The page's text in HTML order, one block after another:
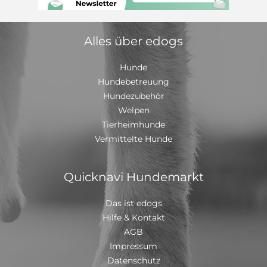
haben. Beide wurden mehrfach mit "vorzüglich"
bewertet. Mit dem Welpen bekommen Sie die roten SV
Papiere mit Ahnentafel und ein Starterpaket. Zur
Abgabe sind alle Welpen entwurmt, ärztlich untersucht,
gechipt und geimpft. Die Impfungen sind im EU
Heimtierausweis dokumentiert. Titelbild ist Nikita, Bild
2 ist Pepe Das Muttertier kann gerne vorab besichtigt
Alles über edogs
Hunde
Hundebetreuung
Hundezubehör
Welpen
Tierheimhunde
Vermittelte Hunde
Quicknavi Hundemarkt
Das ist edogs
Hilfe & Kontakt
AGB
Impressum
Datenschutz